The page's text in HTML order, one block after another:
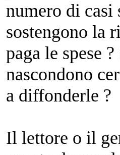
numero di casi
sostengono la
paga le spese
nascondono
a diffonderle ?
Il lettore o il